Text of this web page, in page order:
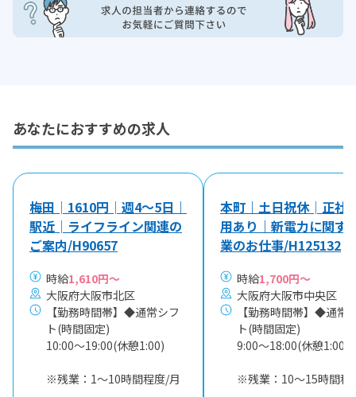
あなたにおすすめの求人
梅田│1610円│週4～5日｜
駅近│ライフライン関連の
ご案内/H90657
時給1,610円～
大阪府大阪市北区
【勤務時間帯】◆通常シフ
ト(時間固定)
10:00〜19:00(休憩1:00)
※残業：1〜10時間程度/月
本町｜土日祝休│正社
用あり｜新電力に関す
業のお仕事/H125132
時給1,700円～
大阪府大阪市中央区
【勤務時間帯】◆通常
ト(時間固定)
9:00〜18:00(休憩1:00)
※残業：10〜15時間程